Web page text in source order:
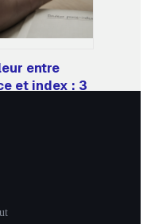
entre
et index : 3